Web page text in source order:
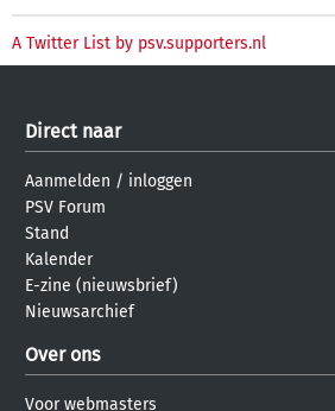
A Twitter List by psv.supporters.nl
Direct naar
Aanmelden / inloggen
PSV Forum
Stand
Kalender
E-zine (nieuwsbrief)
Nieuwsarchief
Over ons
Voor webmasters